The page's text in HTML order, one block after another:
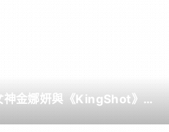
神金娜妍與《KingShot》再